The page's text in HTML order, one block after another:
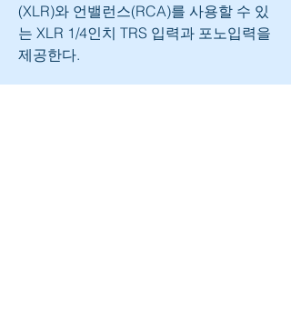
(XLR)와 언밸런스(RCA)를 사용할 수 있
는 XLR 1/4인치 TRS 입력과 포노입력을
제공한다.